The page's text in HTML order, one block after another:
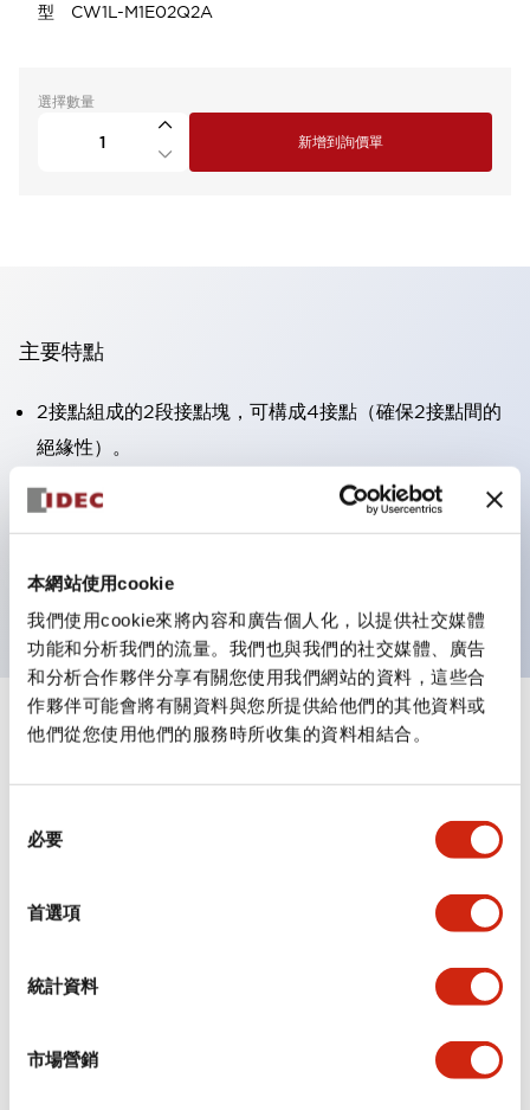
本網站使用cookie
我們使用cookie來將內容和廣告個人化，以提供社交媒體
功能和分析我們的流量。我們也與我們的社交媒體、廣告
和分析合作夥伴分享有關您使用我們網站的資料，這些合
作夥伴可能會將有關資料與您所提供給他們的其他資料或
他們從您使用他們的服務時所收集的資料相結合。
必要
首選項
統計資料
市場營銷
型 CW1L-M1E02Q2A
選擇數量
新增到詢價單
主要特點
2接點組成的2段接點塊，可構成4接點（確保2接點間的
絕緣性）。
面板深度39.9mm（※11段接點塊）、59.9mm（※22段
接點塊）。可實現省空間設計。
防護結構
規格
審美規範
電氣規範（額定照明部分）
環境規範
機械規格